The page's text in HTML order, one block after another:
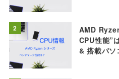
2
AMD
CPU性能”
& 搭載パソ